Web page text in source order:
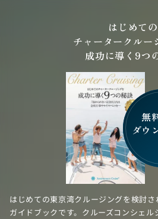
はじめての
チャータークルー
成功に導く9つ
無
ダウ
はじめての東京湾クルージングを検討
ガイドブックです。クルーズコンシェ